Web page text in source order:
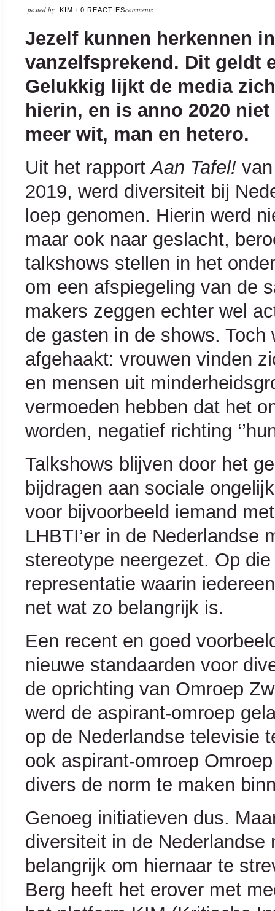
posted by KIM / 0 REACTIEScomments
Jezelf kunnen herkennen
vanzelfsprekend. Dit geldt
Gelukkig lijkt de media
hierin, en is anno 2020
meer wit, man en hetero.
Uit het rapportAan Tafel!
2019, werd diversiteit bij
loep genomen. Hierin werd
maar ook naar geslacht,
talkshows stellen in het
om een afspiegeling van de
makers zeggen echter wel
de gasten in de shows.
afgehaakt: vrouwen vinden
en mensen uit
vermoeden hebben dat het
worden, negatief richting
Talkshows blijven door het
bijdragen aan sociale
voor bijvoorbeeld iemand
LHBTI’er in de Nederlandse
stereotype neergezet. Op
representatie waarin
net wat zo belangrijk is.
Een recent en goed
nieuwe standaarden voor
de oprichting van Omroep
werd de aspirant-omroep
op de Nederlandse televisie
ook aspirant-omroep
divers de norm te maken
Genoeg initiatieven dus.
diversiteit in de
belangrijk om hiernaar te
Berg heeft het erover met